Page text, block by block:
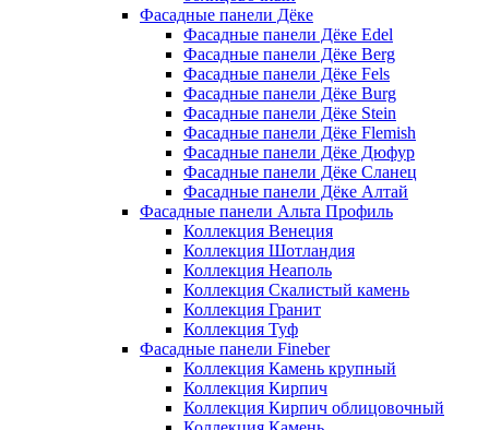
Фасадные панели Дёке
Фасадные панели Дёке Edel
Фасадные панели Дёке Berg
Фасадные панели Дёке Fels
Фасадные панели Дёке Burg
Фасадные панели Дёке Stein
Фасадные панели Дёке Flemish
Фасадные панели Дёке Дюфур
Фасадные панели Дёке Сланец
Фасадные панели Дёке Алтай
Фасадные панели Альта Профиль
Коллекция Венеция
Коллекция Шотландия
Коллекция Неаполь
Коллекция Скалистый камень
Коллекция Гранит
Коллекция Туф
Фасадные панели Fineber
Коллекция Камень крупный
Коллекция Кирпич
Коллекция Кирпич облицовочный